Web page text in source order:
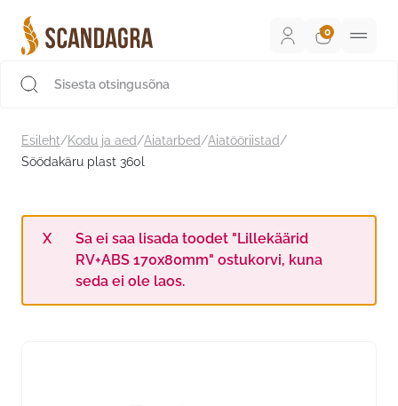
sisu
juurde
Esileht/Kodu ja aed/Aiatarbed/Aiatööriistad/
Söödakäru plast 360l
Sa ei saa lisada toodet "Lillekäärid
RV+ABS 170x80mm" ostukorvi, kuna
seda ei ole laos.